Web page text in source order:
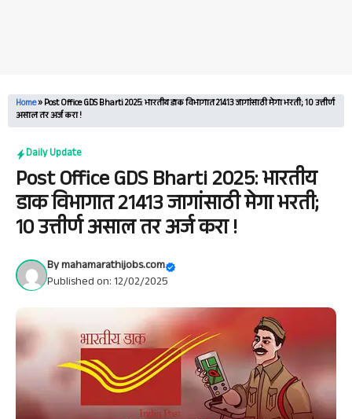
Home»Post Office GDS Bharti 2025: भारतीय डाक विभागात 21413 जागांसाठी मेगा भरती; 10 उत्तीर्ण
असाल तर अर्ज करा !
Daily Update
Post Office GDS Bharti 2025: भारतीय
डाक विभागात 21413 जागांसाठी मेगा भरती;
10 उत्तीर्ण असाल तर अर्ज करा !
Bymahamarathijobs.com
Published on: 12/02/2025